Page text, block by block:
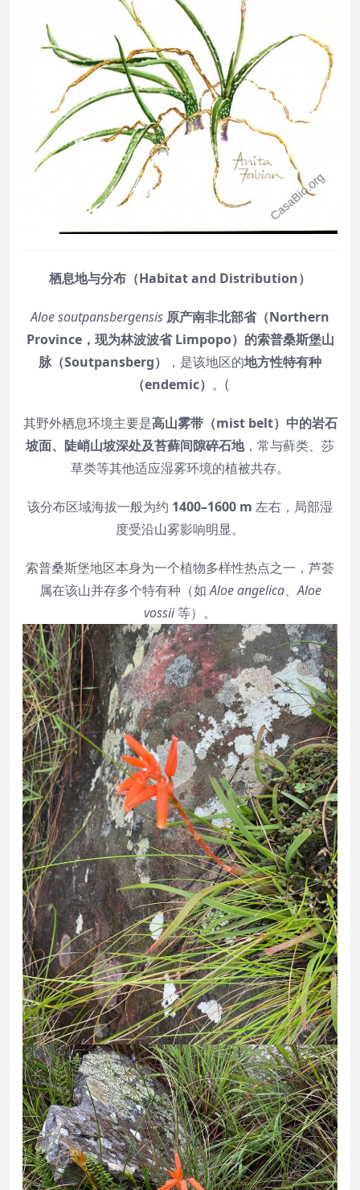
栖息地与分布（Habitat and Distribution）
Aloe soutpansbergensis 原产南非北部省（Northern
Province，现为林波波省 Limpopo）的索普桑斯堡山
脉（Soutpansberg）
，是该地区的地方性特有种
（endemic） 。(
其野外栖息环境主要是高山雾带（mist belt）中的岩石
坡面、陡峭山坡深处及苔藓间隙碎石地，常与藓类、莎
草类等其他适应湿雾环境的植被共存。
该分布区域海拔一般为约 1400–1600 m 左右，局部湿
度受沿山雾影响明显。
索普桑斯堡地区本身为一个植物多样性热点之一，芦荟
属在该山并存多个特有种（如Aloe angelica、Aloe
vossii等）。